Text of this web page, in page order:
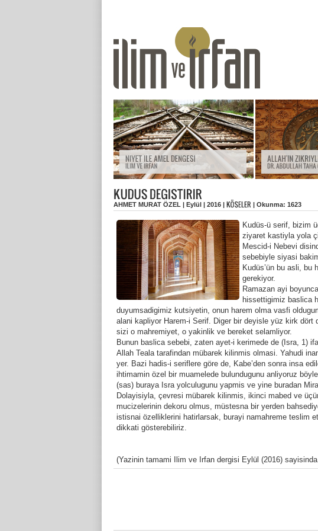
AHMET MURAT ÖZEL | Eylül | 2016 | | Okunma: 1623
Kudüs-ü serif, bizim
ziyaret kastiyla yola
Mescid-i Nebevi
sebebiyle siyasi
Kudüs’ün bu asli, bu
gerekiyor.
Ramazan ayi
hissettigimiz baslica
duyumsadigimiz kutsiyetin, onun harem olma vasfi
alani kapliyor Harem-i Serif. Diger bir deyisle yüz kirk
sizi o mahremiyet, o yakinlik ve bereket selamliyor.
Bunun baslica sebebi, zaten ayet-i kerimede de (Isra, 1)
Allah Teala tarafindan mübarek kilinmis olmasi. Yahudi
yer. Bazi hadis-i seriflere göre de, Kabe’den sonra insa
ihtimamin özel bir muamelede bulundugunu anliyoruz
(sas) buraya Isra yolculugunu yapmis ve yine buradan
Dolayisiyla, çevresi mübarek kilinmis, ikinci mabed ve
mucizelerinin dekoru olmus, müstesna bir yerden
istisnai özelliklerini hatirlarsak, burayi namahreme teslim
dikkati gösterebiliriz.
(Yazinin tamami Ilim ve Irfan dergisi Eylül (2016)